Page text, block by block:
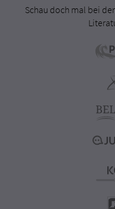
Schau doch mal bei